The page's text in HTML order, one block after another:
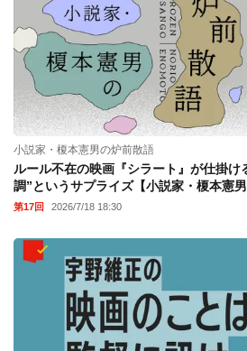
小説家・榎本憲男の炉前散語
ルール不在の映画『シラート』が仕掛け
調”というサプライズ【小説家・榎本憲男
第17回 2026/7/18 18:30